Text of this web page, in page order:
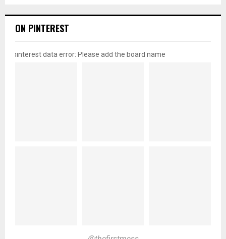
ON PINTEREST
pinterest data error: Please add the board name